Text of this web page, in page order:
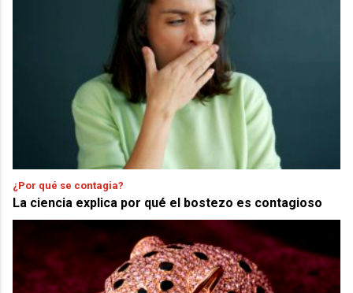
¿Por qué se contagia?
La ciencia explica por qué el bostezo es contagioso